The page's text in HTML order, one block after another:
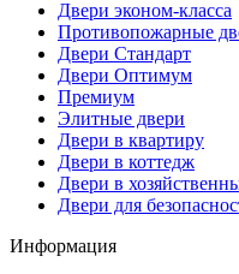
Двери эконом-класса
Противопожарные
Двери Стандарт
Двери Оптимум
Премиум
Элитные двери
Двери в квартиру
Двери в коттедж
Двери в
Двери для
Информация